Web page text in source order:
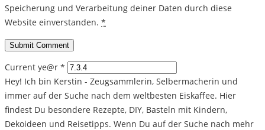
Speicherung und Verarbeitung deiner Daten durch diese
Website einverstanden. *
Current ye@r *
Hey! Ich bin Kerstin - Zeugsammlerin, Selbermacherin und
immer auf der Suche nach dem weltbesten Eiskaffee. Hier
findest Du besondere Rezepte, DIY, Basteln mit Kindern,
Dekoideen und Reisetipps. Wenn Du auf der Suche nach mehr